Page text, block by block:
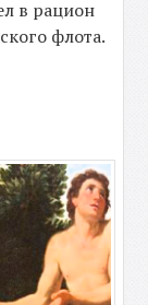
в рацион
флота.